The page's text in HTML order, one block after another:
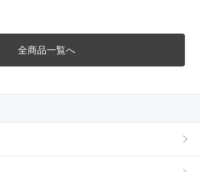
全商品一覧へ